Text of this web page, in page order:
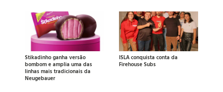
Stikadinho ganha versão
bombom e amplia uma das
linhas mais tradicionais da
Neugebauer
ISLA conquista conta da
Firehouse Subs